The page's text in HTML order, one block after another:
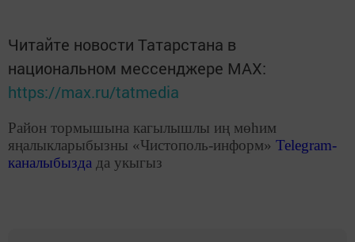
Читайте новости Татарстана в
национальном мессенджере MАХ:
https://max.ru/tatmedia
Район тормышына кагылышлы иң мөһим
яңалыкларыбызны «Чистополь-информ» Telegram-
каналыбызда да укыгыз